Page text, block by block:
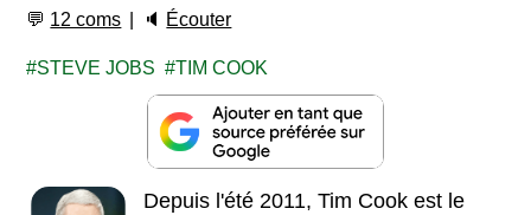
💬 12 coms 🔈 Écouter
STEVE JOBS TIM COOK
Depuis l'été 2011, Tim Cook est le